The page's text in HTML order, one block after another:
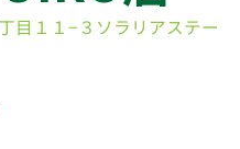
丁目１１−３ソラリアス